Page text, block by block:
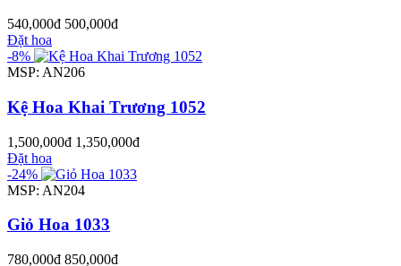
540,000đ 500,000đ
Đặt hoa
-8%
MSP: AN206
Kệ Hoa Khai Trương 1052
1,500,000đ 1,350,000đ
Đặt hoa
-24%
MSP: AN204
Giỏ Hoa 1033
780,000đ 850,000đ